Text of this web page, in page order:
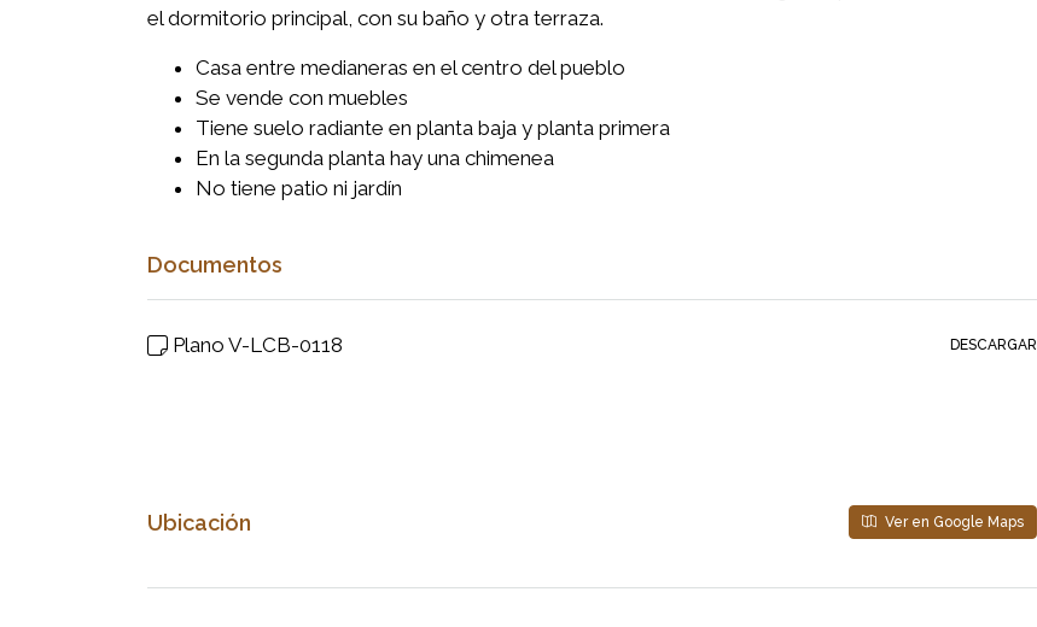
el dormitorio principal, con su baño y otra terraza.
Casa entre medianeras en el centro del pueblo
Se vende con muebles
Tiene suelo radiante en planta baja y planta primera
En la segunda planta hay una chimenea
No tiene patio ni jardín
Documentos
Plano V-LCB-0118 DESCARGAR
Ubicación Ver en Google Maps